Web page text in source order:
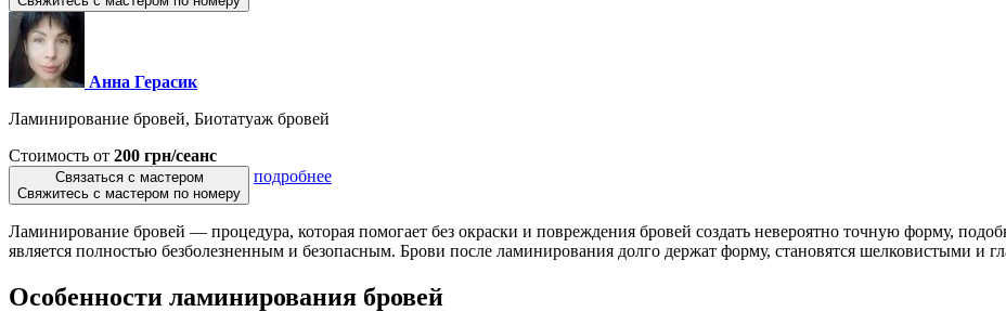
Анна Герасик
Ламинирование бровей, Биотатуаж бровей
Стоимость от 200 грн/сеанс
Связаться с мастером
Свяжитесь с мастером по номеру
подробнее
Ламинирование бровей — процедура, которая помогает без окраски и повреждения бровей создать невероятно точную форму,
является полностью безболезненным и безопасным. Брови после ламинирования долго держат форму, становятся шелковистыми и
Особенности ламинирования бровей